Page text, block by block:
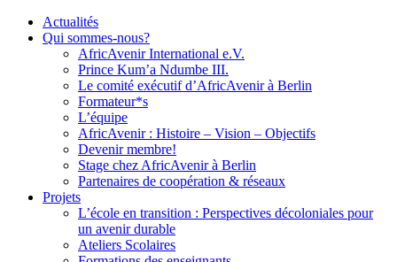
Actualités
Qui sommes-nous?
AfricAvenir International e.V.
Prince Kum’a Ndumbe III.
Le comité exécutif d’AfricAvenir à Berlin
Formateur*s
L’équipe
AfricAvenir : Histoire – Vision – Objectifs
Devenir membre!
Stage chez AfricAvenir à Berlin
Partenaires de coopération & réseaux
Projets
L’école en transition : Perspectives décoloniales pour
un avenir durable
Ateliers Scolaires